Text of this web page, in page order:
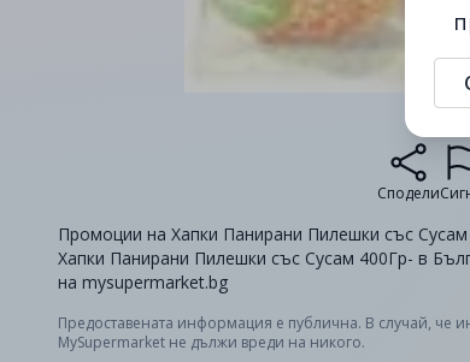
Сподели
Промоции на Хапки Панирани Пилешки със
Хапки Панирани Пилешки със Сусам 400Гр- в
на mysupermarket.bg
Предоставената информация е публична. В случай, че
MySupermarket не дължи вреди на никого.